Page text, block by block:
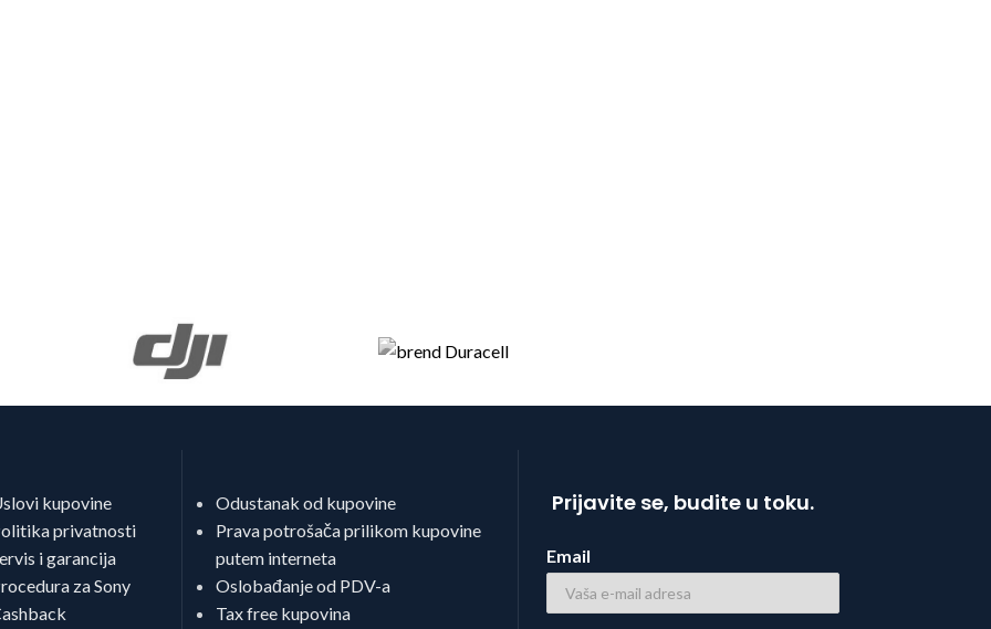
kupovine
privatnosti
i garancija
za Sony
Odustanak od kupovine
Prava potrošača prilikom kupovine
putem interneta
Oslobađanje od PDV-a
Tax free kupovina
Prijavite se, budite u toku.
Email